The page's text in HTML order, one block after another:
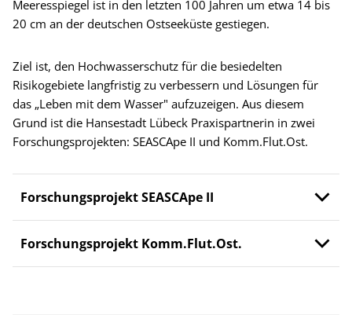
Meeresspiegel ist in den letzten 100 Jahren um etwa 14 bis
20 cm an der deutschen Ostseeküste gestiegen.
Ziel ist, den Hochwasserschutz für die besiedelten
Risikogebiete langfristig zu verbessern und Lösungen für
das „Leben mit dem Wasser" aufzuzeigen. Aus diesem
Grund ist die Hansestadt Lübeck Praxispartnerin in zwei
Forschungsprojekten: SEASCApe II und Komm.Flut.Ost.
Forschungsprojekt SEASCApe II
Forschungsprojekt Komm.Flut.Ost.